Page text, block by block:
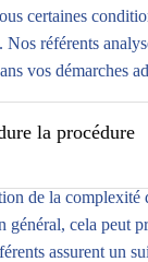
certaines
Nos référents
vos démarches
la procédure
de la complexité
général, cela peut
assurent un